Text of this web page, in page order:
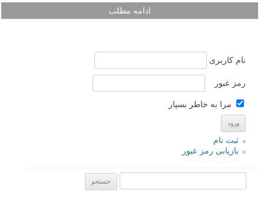
ادامه مطلب
نام کاربری
رمز عبور
مرا به خاطر بسپار
ثبت نام
بازیابی رمز عبور